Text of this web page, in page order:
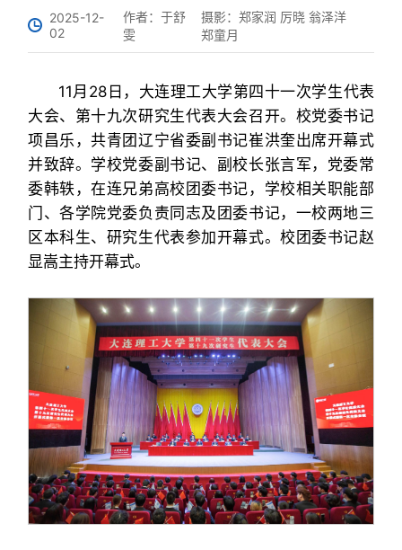
2025-12-
02
作者：于舒
雯
摄影：郑家润 厉晓 翁泽洋
郑童月
11月28日，大连理工大学第四十一次学生代表
大会、第十九次研究生代表大会召开。校党委书记
项昌乐，共青团辽宁省委副书记崔洪奎出席开幕式
并致辞。学校党委副书记、副校长张言军，党委常
委韩轶，在连兄弟高校团委书记，学校相关职能部
门、各学院党委负责同志及团委书记，一校两地三
区本科生、研究生代表参加开幕式。校团委书记赵
显嵩主持开幕式。